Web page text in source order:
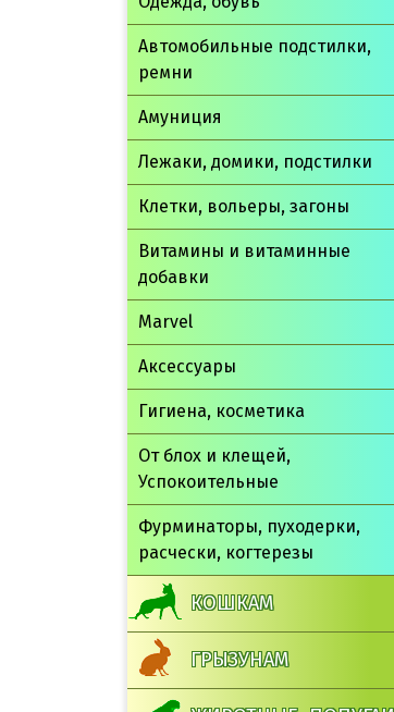
Автомобильные подстилки,
ремни
Амуниция
Лежаки, домики, подстилки
Клетки, вольеры, загоны
Витамины и витаминные
добавки
Marvel
Аксессуары
Гигиена, косметика
От блох и клещей,
Успокоительные
Фурминаторы, пуходерки,
расчески, когтерезы
КОШКАМ
ГРЫЗУНАМ